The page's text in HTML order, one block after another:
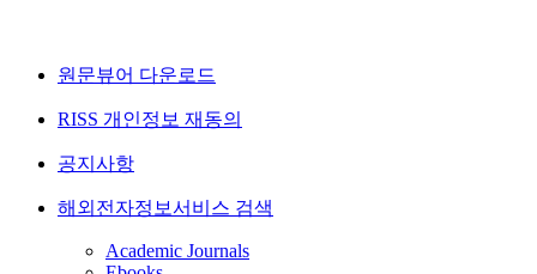
원문뷰어 다운로드
RISS 개인정보 재동의
공지사항
해외전자정보서비스 검색
Academic Journals